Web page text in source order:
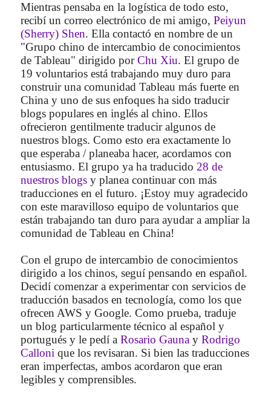
Mientras pensaba en la logística de todo esto,
recibí un correo electrónico de mi amigo, Peiyun
(Sherry) Shen. Ella contactó en nombre de un
"Grupo chino de intercambio de conocimientos
de Tableau" dirigido porChu Xiu. El grupo de
19 voluntarios está trabajando muy duro para
construir una comunidad Tableau más fuerte en
China y uno de sus enfoques ha sido traducir
blogs populares en inglés al chino. Ellos
ofrecieron gentilmente traducir algunos de
nuestros blogs. Como esto era exactamente lo
que esperaba / planeaba hacer, acordamos con
entusiasmo. El grupo ya ha traducido 28 de
nuestros blogsy planea continuar con más
traducciones en el futuro. ¡Estoy muy agradecido
con este maravilloso equipo de voluntarios que
están trabajando tan duro para ayudar a ampliar la
comunidad de Tableau en China!
Con el grupo de intercambio de conocimientos
dirigido a los chinos, seguí pensando en español.
Decidí comenzar a experimentar con servicios de
traducción basados ​​en tecnología, como los que
ofrecen AWS y Google. Como prueba, traduje
un blog particularmente técnico al español y
portugués y le pedí a Rosario Gauna y Rodrigo
Callonique los revisaran. Si bien las traducciones
eran imperfectas, ambos acordaron que eran
legibles y comprensibles.